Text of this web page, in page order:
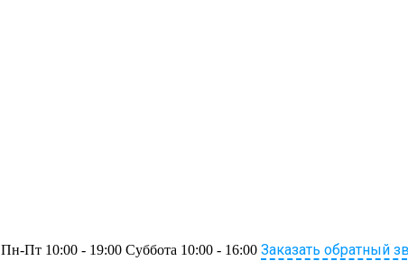
Пн-Пт 10:00 - 19:00 Суббота 10:00 - 16:00 Заказать обратный